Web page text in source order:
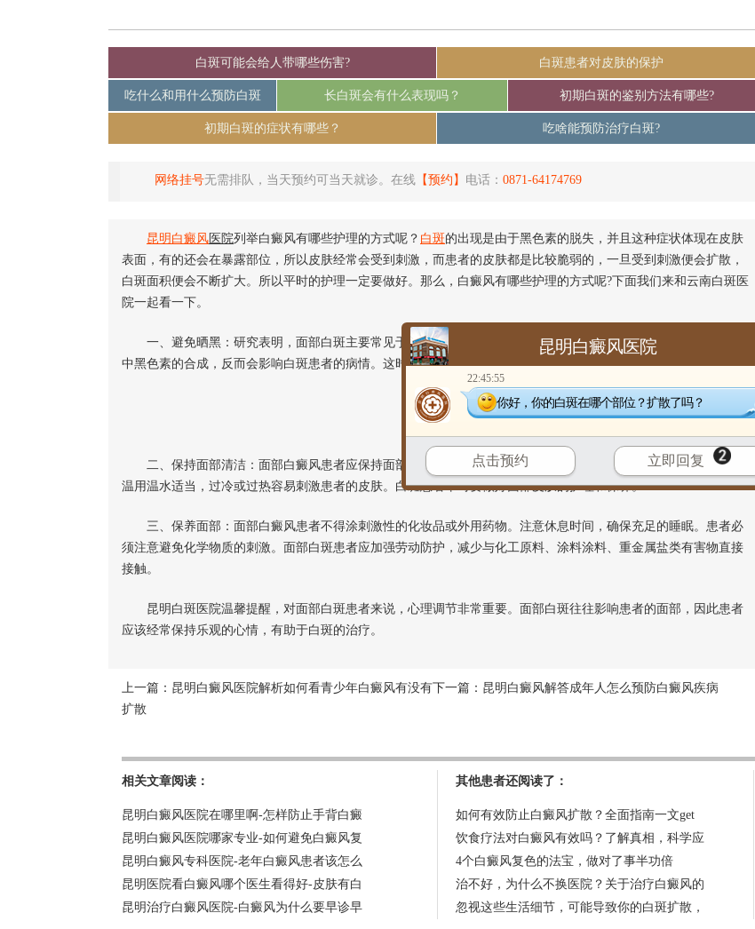
白斑可能会给人带哪些伤害? 白斑患者对皮肤的保护
吃什么和用什么预防白斑 长白斑会有什么表现吗？ 初期白斑的鉴别方法有哪些?
初期白斑的症状有哪些？ 吃啥能预防治疗白斑?
网络挂号无需排队，当天预约可当天就诊。在线 【预约】 电话： 0871-64174769
昆明 白癜风 医院列举白癜风有哪些护理的方式呢？ 白斑的出现是由于黑色素的脱失，并且这种症状体现在皮肤
表面，有的还会在暴露部位，所以皮肤经常会受到刺激，而患者的皮肤都是比较脆弱的，一旦受到刺激便会扩散，
白斑面积便会不断扩大。所以平时的护理一定要做好。那么，白癜风有哪些护理的方式呢?下面我们来和云南白斑医
院一起看一下。
一、避免晒黑：研究表明，面部白斑主要常见于急性进展期，此时长时间的强烈阳光直射会严重影响面部白斑
中黑色素的合成，反而会影响白斑患者的病情。这时要减少和避免阳光的直射。
二、保持面部清洁：面部白癜风患者应保持面部清洁卫生。面部白斑患者及时洗脸，洗掉面部多余的油污，水
温用温水适当，过冷或过热容易刺激患者的皮肤。白斑患者平时要做好面部皮肤的护理和保养。
三、保养面部：面部白癜风患者不得涂刺激性的化妆品或外用药物。注意休息时间，确保充足的睡眠。患者必
须注意避免化学物质的刺激。面部白斑患者应加强劳动防护，减少与化工原料、涂料涂料、重金属盐类有害物直接
接触。
昆明白斑医院温馨提醒，对面部白斑患者来说，心理调节非常重要。面部白斑往往影响患者的面部，因此患者
应该经常保持乐观的心情，有助于白斑的治疗。
上一篇： 昆明白癜风医院解析如何看青少年白癜风有没有
扩散
下一篇： 昆明白癜风解答成年人怎么预防白癜风疾病
相关文章阅读：
昆明白癜风医院在哪里啊-怎样防止手背白癜
昆明白癜风医院哪家专业-如何避免白癜风复
昆明白癜风专科医院-老年白癜风患者该怎么
昆明医院看白癜风哪个医生看得好-皮肤有白
昆明治疗白癜风医院-白癜风为什么要早诊早
其他患者还阅读了：
如何有效防止白癜风扩散？全面指南一文get
饮食疗法对白癜风有效吗？了解真相，科学应
4个白癜风复色的法宝，做对了事半功倍
治不好，为什么不换医院？关于治疗白癜风的
忽视这些生活细节，可能导致你的白斑扩散，
昆明白癜风医院
22:45:55
你好，你的白斑在哪个部位？扩散了吗？
点击预约 立即回复